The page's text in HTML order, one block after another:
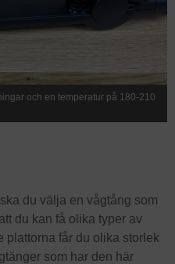
och en temperatur på 180-210
du välja en vågtång som
du kan få olika typer av
plattorna får du olika storlek
som har den här